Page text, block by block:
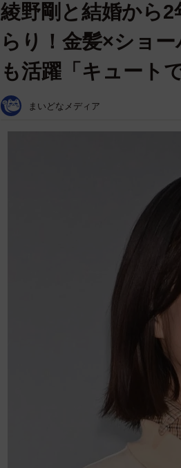
綾野剛と結婚から
らり！金髪×ショ
も活躍「キュート
まいどなメディア